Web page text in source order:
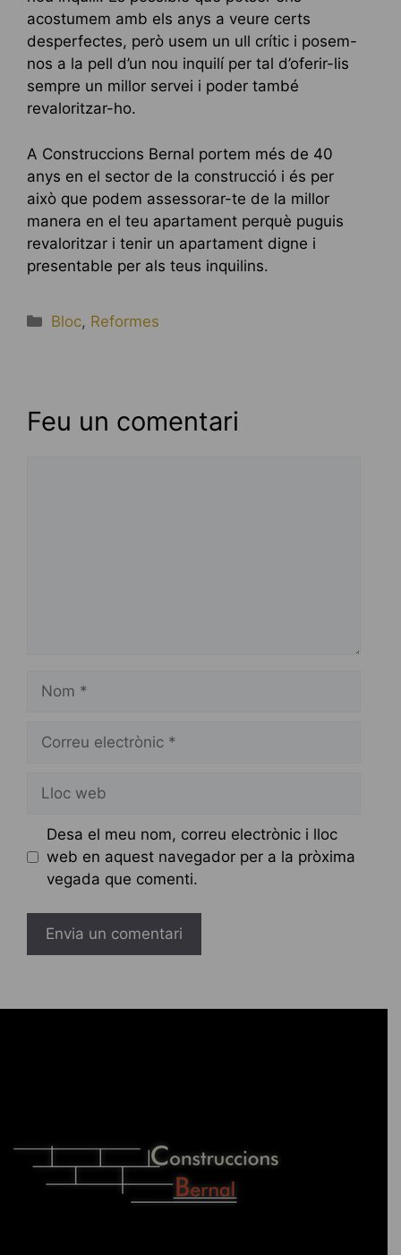
acostumem amb els anys a veure certs
desperfectes, però usem un ull crític i posem-
nos a la pell d’un nou inquilí per tal d’oferir-lis
sempre un millor servei i poder també
revaloritzar-ho.
A Construccions Bernal portem més de 40
anys en el sector de la construcció i és per
això que podem assessorar-te de la millor
manera en el teu apartament perquè puguis
revaloritzar i tenir un apartament digne i
presentable per als teus inquilins.
Categories
Bloc, Reformes
Feu un comentari
electrònic
web
Desa el meu nom, correu electrònic i lloc
web en aquest navegador per a la pròxima
vegada que comenti.